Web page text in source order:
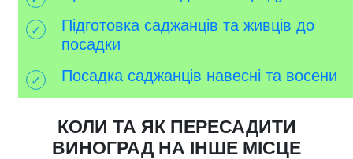
Підготовка саджанців та живців до
посадки
Посадка саджанців навесні та восени
КОЛИ ТА ЯК ПЕРЕСАДИТИ
ВИНОГРАД НА ІНШЕ МІСЦЕ